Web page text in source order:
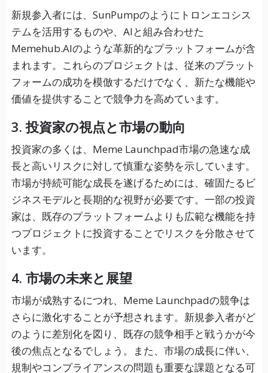
新規参入者には、SunPumpのようにトロンエコシス
テムを活用するものや、AIと組み合わせた
Memehub.AIのような革新的なプラットフォームが含
まれます。これらのプロジェクトは、従来のプラット
フォームの成功を模倣するだけでなく、新たな機能や
価値を提供することで競争力を高めています。
3. 投資家の視点と市場の動向
投資家の多くは、Meme Launchpad市場の急速な成
長と高いリスクに対して慎重な姿勢を示しています。
市場が持続可能な成長を遂げるためには、確固たるビ
ジネスモデルと長期的な視野が必要です。一部の投資
家は、既存のプラットフォームよりも広範な機能を持
つプロジェクトに投資することでリスクを分散させて
います。
4. 市場の未来と展望
市場が成熟するにつれ、Meme Launchpadの競争は
さらに激化することが予想されます。新規参入者がど
のように差別化を図り、既存の競争相手と戦うかが今
後の焦点となるでしょう。また、市場の成長に伴い、
規制やコンプライアンスの問題も重要な課題となる可